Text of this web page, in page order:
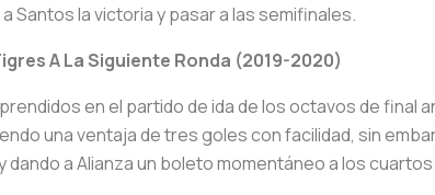
Santos la victoria y pasar a las semifinales.
A La Siguiente Ronda (2019-2020)
en el partido de ida de los octavos de final
una ventaja de tres goles con facilidad, sin
a Alianza un boleto momentáneo a los